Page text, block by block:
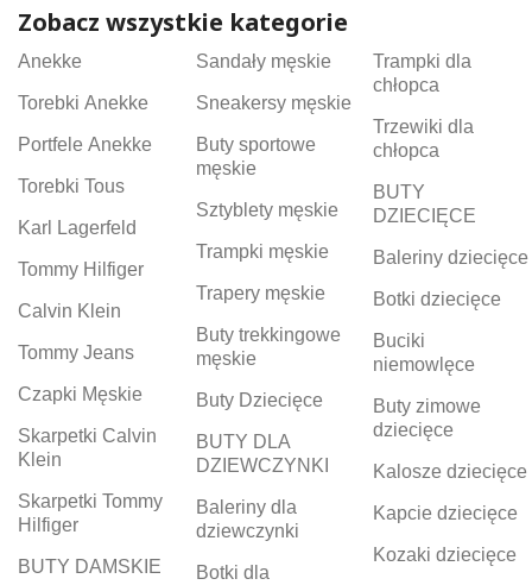
Zobacz wszystkie kategorie
Anekke
Torebki Anekke
Portfele Anekke
Torebki Tous
Karl Lagerfeld
Tommy Hilfiger
Calvin Klein
Tommy Jeans
Czapki Męskie
Skarpetki Calvin
Klein
Skarpetki Tommy
Hilfiger
BUTY DAMSKIE
Sandały męskie
Sneakersy męskie
Buty sportowe
męskie
Sztyblety męskie
Trampki męskie
Trapery męskie
Buty trekkingowe
męskie
Buty Dziecięce
BUTY DLA
DZIEWCZYNKI
Baleriny dla
dziewczynki
Botki dla
Trampki dla
chłopca
Trzewiki dla
chłopca
BUTY
DZIECIĘCE
Baleriny dziecięce
Botki dziecięce
Buciki
niemowlęce
Buty zimowe
dziecięce
Kalosze dziecięce
Kapcie dziecięce
Kozaki dziecięce